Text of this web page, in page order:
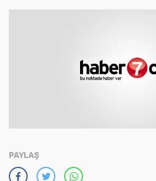
PAYLAŞ